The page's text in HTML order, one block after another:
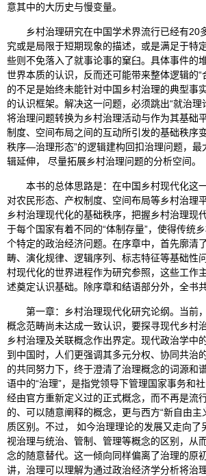
意其中的大历史与慢变量。
乡村治理研究在中国学术界流行已经有20
究或是局限于短期现象的描述，或是满足于特
些则不免落入了就事论事的窠臼。具体事件的
世界本质的认识，反而还可能带来整体逻辑的“
的不足是始终未能针对中国乡村治理的典型事
的认识框架。解决这一问题，必须跳出“就治理
将治理问题转换为乡村治理活动与作为其基础
制度、空间布局之间的互动所引发的基础秩序
秩序—治理形态”的逻辑建构回扣治理问题，最
辑延伸， 尽量拓展乡村治理问题的分析空间。
本书的总体思路是：在中国乡村现代化这
对农民形态、产权制度、空间布局等乡村治理
乡村治理现代化的基础秩序，把握乡村治理现
于每个国家有着不同的“体制存量”，使得传统
个特定的政治经济问题。在序章中，首先廓清
畴、演化规律、逻辑序列、标志特征等基础性
村现代化的世界进程作为研究参照，这些工作
述奠定认识基础。除序章和结语部分外，全书
第一章：乡村治理现代化研究论纲。当前
概念范畴尚未达成一致认识，要探寻现代乡村
乡村治理及关联概念作出界定。现代政治学中
到中国时，人们更强调其多元分权、协同共治
的共同努力下，终于澄清了治理概念的词源和
语中的“治理”，是指党领导下管理国家事务和
经由官方重新定义过的正式概念，而不再是流
的、可以随意阐释的概念，更与西方“新自由主
质区别。不过， 如今治理理论的发展又走向了
视治理与统治、管制、管理等概念的区别，从
念的随意替代。这一倾向同样偏离了治理的原
讲，治理可以理解为通过政治经济学分析将治